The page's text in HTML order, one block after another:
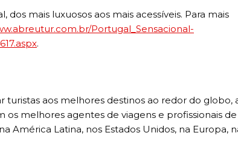
mais luxuosos aos mais acessíveis. Para mais
Portugal_ Sensacional-
.
aos melhores destinos ao redor do globo,
melhores agentes de viagens e profissionais de
América Latina, nos Estados Unidos, na Europa,